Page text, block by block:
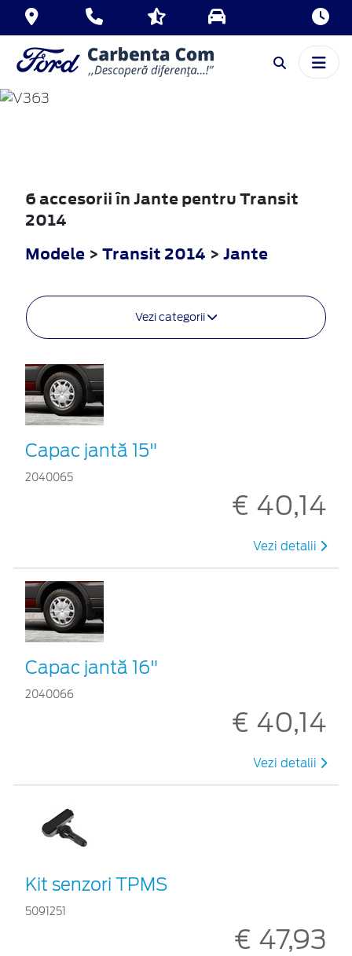
TRANSIT
6 accesorii în Jante pentru Transit
2014
Modele > Transit 2014 > Jante
Vezi categorii
Capac jantă 15"
2040065
€ 40,14
Vezi detalii
Capac jantă 16"
2040066
€ 40,14
Vezi detalii
Kit senzori TPMS
5091251
€ 47,93